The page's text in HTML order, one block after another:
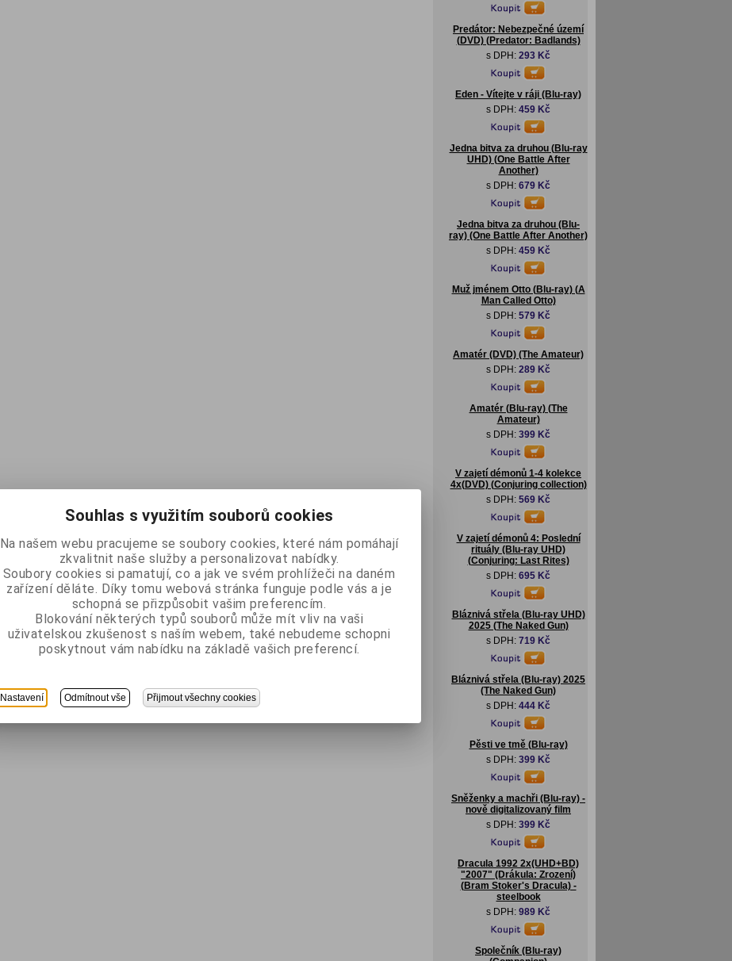
Predátor: Nebezpečné území
(DVD) (Predator: Badlands)
s DPH: 293 Kč
Eden - Vítejte v ráji (Blu-ray)
s DPH: 459 Kč
Jedna bitva za druhou (Blu-ray
UHD) (One Battle After
Another)
s DPH: 679 Kč
Jedna bitva za druhou (Blu-
ray) (One Battle After Another)
s DPH: 459 Kč
Muž jménem Otto (Blu-ray) (A
Man Called Otto)
s DPH: 579 Kč
Amatér (DVD) (The Amateur)
s DPH: 289 Kč
Amatér (Blu-ray) (The
Amateur)
s DPH: 399 Kč
V zajetí démonů 1-4 kolekce
4x(DVD) (Conjuring collection)
s DPH: 569 Kč
V zajetí démonů 4: Poslední
rituály (Blu-ray UHD)
(Conjuring: Last Rites)
s DPH: 695 Kč
Bláznivá střela (Blu-ray UHD)
2025 (The Naked Gun)
s DPH: 719 Kč
Bláznivá střela (Blu-ray) 2025
(The Naked Gun)
s DPH: 444 Kč
Pěsti ve tmě (Blu-ray)
s DPH: 399 Kč
Sněženky a machři (Blu-ray) -
nově digitalizovaný film
s DPH: 399 Kč
Dracula 1992 2x(UHD+BD)
"2007" (Drákula: Zrození)
(Bram Stoker's Dracula) -
steelbook
s DPH: 989 Kč
Společník (Blu-ray)
Souhlas s využitím souborů cookies
Na našem webu pracujeme se soubory cookies, které nám pomáhají
zkvalitnit naše služby a personalizovat nabídky.
Soubory cookies si pamatují, co a jak ve svém prohlížeči na daném
zařízení děláte. Díky tomu webová stránka funguje podle vás a je
schopná se přizpůsobit vašim preferencím.
Blokování některých typů souborů může mít vliv na vaši
uživatelskou zkušenost s naším webem, také nebudeme schopni
poskytnout vám nabídku na základě vašich preferencí.
Nastavení Odmítnout vše Přijmout všechny cookies